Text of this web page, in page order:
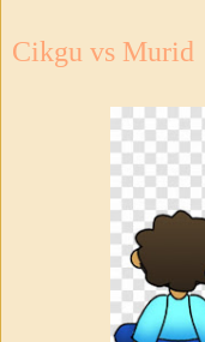
Cikgu vs Murid